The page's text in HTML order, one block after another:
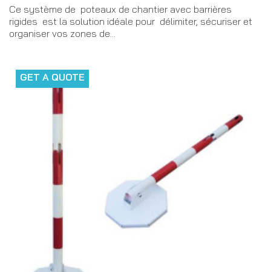
Ce système de poteaux de chantier avec barrières
rigides est la solution idéale pour délimiter, sécuriser et
organiser vos zones de...
GET A QUOTE